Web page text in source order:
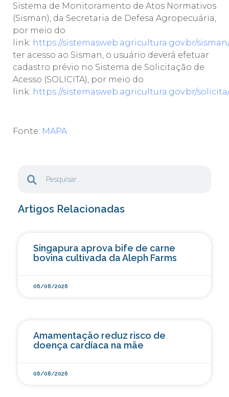
Sistema de Monitoramento de Atos Normativos
(Sisman), da Secretaria de Defesa Agropecuária,
por meio do
link: https://sistemasweb.agricultura.gov.br/sisman/
ter acesso ao Sisman, o usuário deverá efetuar
cadastro prévio no Sistema de Solicitação de
Acesso (SOLICITA), por meio do
link: https://sistemasweb.agricultura.gov.br/solicita/
Fonte: MAPA
Artigos Relacionadas
Singapura aprova bife de carne
bovina cultivada da Aleph Farms
06/08/2026
Amamentação reduz risco de
doença cardíaca na mãe
06/08/2026